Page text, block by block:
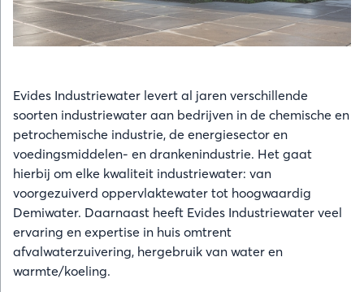
Evides Industriewater levert al jaren verschillende
soorten industriewater aan bedrijven in de chemische en
petrochemische industrie, de energiesector en
voedingsmiddelen- en drankenindustrie. Het gaat
hierbij om elke kwaliteit industriewater: van
voorgezuiverd oppervlaktewater tot hoogwaardig
Demiwater. Daarnaast heeft Evides Industriewater veel
ervaring en expertise in huis omtrent
afvalwaterzuivering, hergebruik van water en
warmte/koeling.